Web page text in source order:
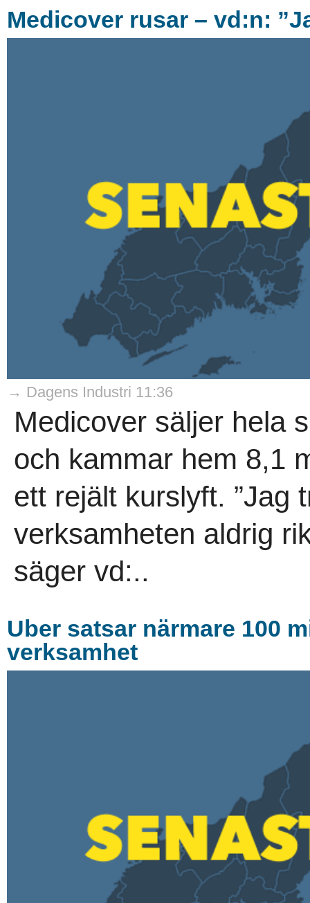
Medicover rusar – vd:n:
→ Dagens Industri 11:36
Medicover säljer hela
och kammar hem 8,1
ett rejält kurslyft. ”Jag
verksamheten aldrig
säger vd:..
Uber satsar närmare 100
verksamhet